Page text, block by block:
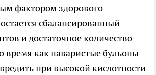
фактором здорового
сбалансированный
и достаточное количество
время как наваристые бульоны
при высокой кислотности